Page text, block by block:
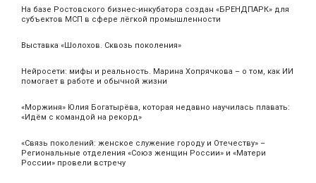
На базе Ростовского бизнес-инкубатора создан «БРЕНДПАРК» для
субъектов МСП в сфере лёгкой промышленности
Выставка «Шолохов. Сквозь поколения»
Нейросети: мифы и реальность. Марина Хопрячкова – о том, как ИИ
помогает в работе и обычной жизни
«Моржиня» Юлия Богатырёва, которая недавно научилась плавать:
«Идём с командой на рекорд»
«Связь поколений: женское служение городу и Отечеству» –
Региональные отделения «Союз женщин России» и «Матери
России» провели встречу